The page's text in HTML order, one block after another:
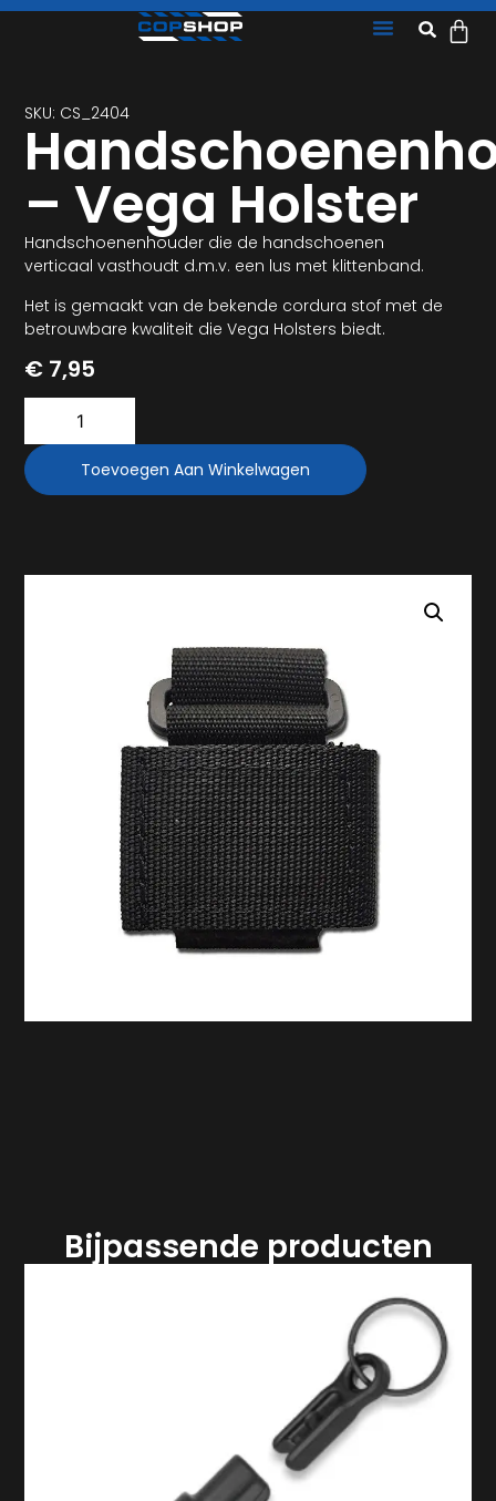
SKU: CS_2404
– Vega Holster
Handschoenenhouder die de handschoenen
verticaal vasthoudt d.m.v. een lus met klittenband.
Het is gemaakt van de bekende cordura stof met de
betrouwbare kwaliteit die Vega Holsters biedt.
€ 7,95
Toevoegen Aan Winkelwagen
Bijpassende producten